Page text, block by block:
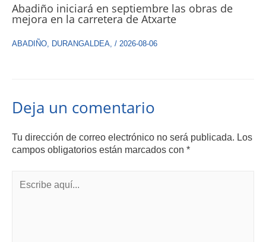
Abadiño iniciará en septiembre las obras de
mejora en la carretera de Atxarte
ABADIÑO, DURANGALDEA, / 2026-08-06
Deja un comentario
Tu dirección de correo electrónico no será publicada. Los
campos obligatorios están marcados con *